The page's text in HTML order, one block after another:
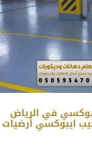
في الرياض
تركيب ايبوكسي أرضيات